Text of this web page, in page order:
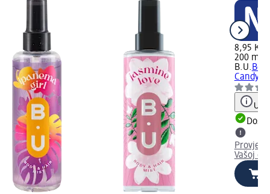
8,95 KM
200 ml
B.U.
Candy,
Vašoj